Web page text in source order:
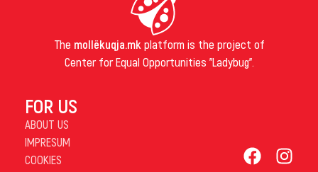
The mollëkuqja.mk platform is the project of
Center for Equal Opportunities "Ladybug".
FOR US
ABOUT US
IMPRESUM
COOKIES